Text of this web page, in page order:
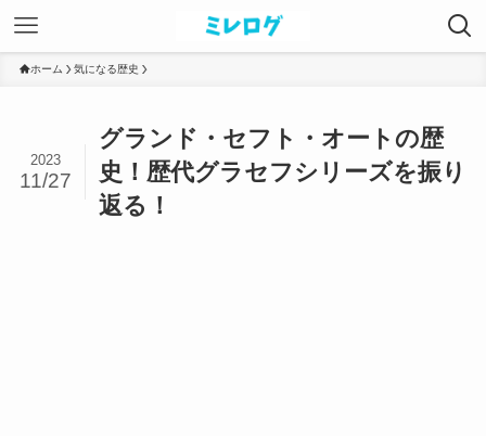
ホーム 気になる歴史
グランド・セフト・オートの歴
史！歴代グラセフシリーズを振り
返る！
2023
11/27